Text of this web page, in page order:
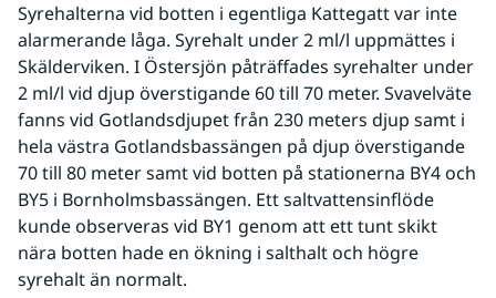
Syrehalterna vid botten i egentliga Kattegatt var inte
alarmerande låga. Syrehalt under 2 ml/l uppmättes i
Skälderviken. I Östersjön påträffades syrehalter under
2 ml/l vid djup överstigande 60 till 70 meter. Svavelväte
fanns vid Gotlandsdjupet från 230 meters djup samt i
hela västra Gotlandsbassängen på djup överstigande
70 till 80 meter samt vid botten på stationerna BY4 och
BY5 i Bornholmsbassängen. Ett saltvattensinflöde
kunde observeras vid BY1 genom att ett tunt skikt
nära botten hade en ökning i salthalt och högre
syrehalt än normalt.